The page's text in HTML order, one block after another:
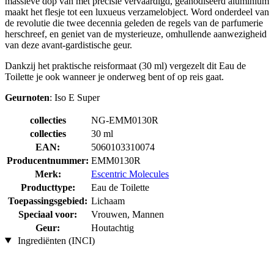
maakt het flesje tot een luxueus verzamelobject. Word onderdeel van
de revolutie die twee decennia geleden de regels van de parfumerie
herschreef, en geniet van de mysterieuze, omhullende aanwezigheid
van deze avant-gardistische geur.
Dankzij het praktische reisformaat (30 ml) vergezelt dit Eau de
Toilette je ook wanneer je onderweg bent of op reis gaat.
Geurnoten: Iso E Super
collecties
NG-EMM0130R
collecties
30 ml
EAN:
5060103310074
Producentnummer: EMM0130R
Merk:
Escentric Molecules
Producttype:
Eau de Toilette
Toepassingsgebied: Lichaam
Speciaal voor:
Vrouwen, Mannen
Geur:
Houtachtig
Ingrediënten (INCI)